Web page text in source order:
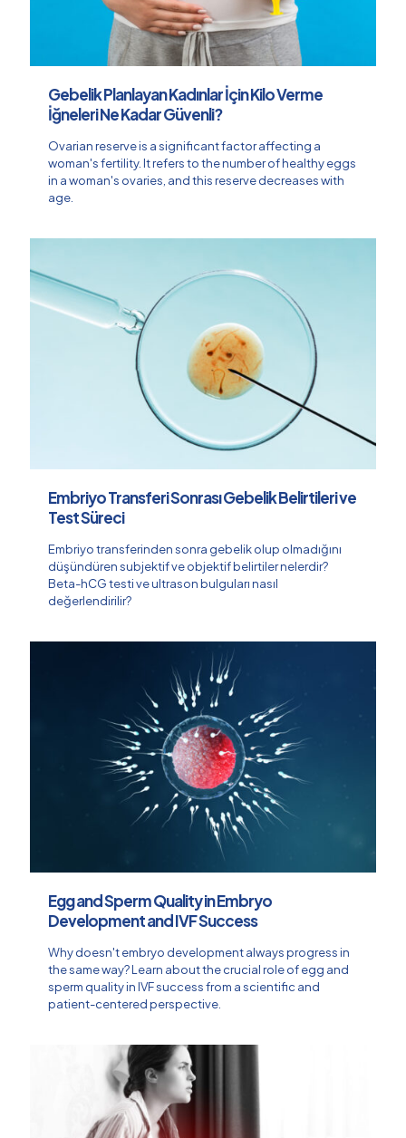
Gebelik Planlayan Kadınlar İçin Kilo Verme
İğneleri Ne Kadar Güvenli?
Ovarian reserve is a significant factor affecting a
woman's fertility. It refers to the number of healthy eggs
in a woman's ovaries, and this reserve decreases with
age.
Embriyo Transferi Sonrası Gebelik Belirtileri ve
Test Süreci
Embriyo transferinden sonra gebelik olup olmadığını
düşündüren subjektif ve objektif belirtiler nelerdir?
Beta-hCG testi ve ultrason bulguları nasıl
değerlendirilir?
Egg and Sperm Quality in Embryo
Development and IVF Success
Why doesn't embryo development always progress in
the same way? Learn about the crucial role of egg and
sperm quality in IVF success from a scientific and
patient-centered perspective.